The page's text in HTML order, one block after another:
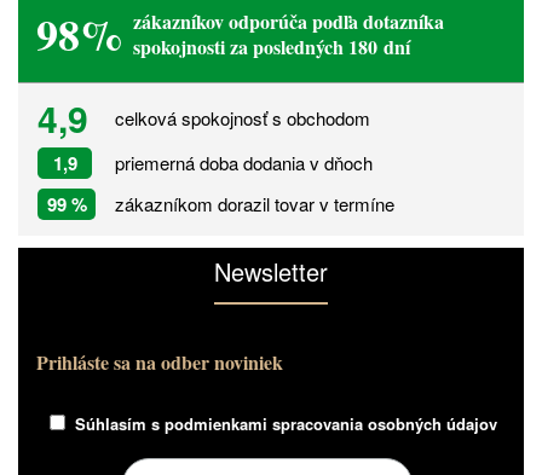
98% zákazníkov odporúča podľa dotazníka
spokojnosti za posledných 180 dní
4,9 celková spokojnosť s obchodom
1,9 priemerná doba dodania v dňoch
99 % zákazníkom dorazil tovar v termíne
Newsletter
Prihláste sa na odber noviniek
Súhlasím s podmienkami spracovania osobných údajov